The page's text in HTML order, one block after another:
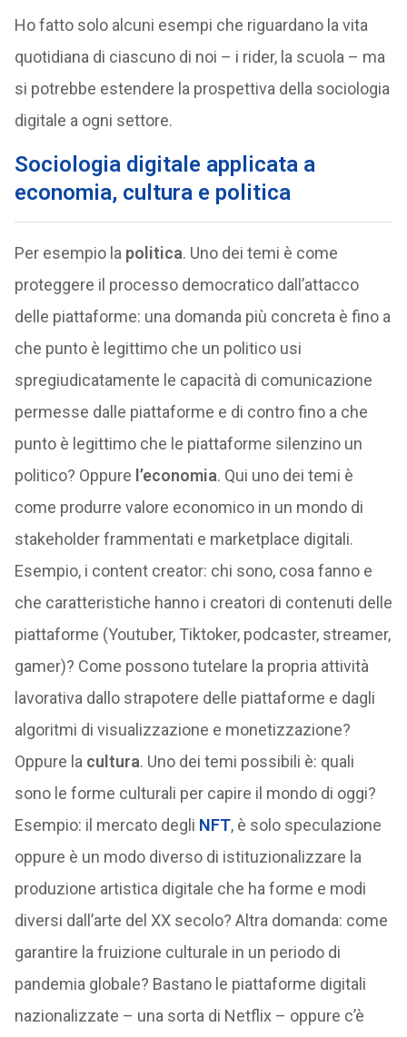
Ho fatto solo alcuni esempi che riguardano la vita
quotidiana di ciascuno di noi – i rider, la scuola – ma
si potrebbe estendere la prospettiva della sociologia
digitale a ogni settore.
Sociologia digitale applicata a
economia, cultura e politica
Per esempio la politica. Uno dei temi è come
proteggere il processo democratico dall’attacco
delle piattaforme: una domanda più concreta è fino a
che punto è legittimo che un politico usi
spregiudicatamente le capacità di comunicazione
permesse dalle piattaforme e di contro fino a che
punto è legittimo che le piattaforme silenzino un
politico? Oppure l’economia. Qui uno dei temi è
come produrre valore economico in un mondo di
stakeholder frammentati e marketplace digitali.
Esempio, i content creator: chi sono, cosa fanno e
che caratteristiche hanno i creatori di contenuti delle
piattaforme (Youtuber, Tiktoker, podcaster, streamer,
gamer)? Come possono tutelare la propria attività
lavorativa dallo strapotere delle piattaforme e dagli
algoritmi di visualizzazione e monetizzazione?
Oppure la cultura. Uno dei temi possibili è: quali
sono le forme culturali per capire il mondo di oggi?
Esempio: il mercato degli NFT, è solo speculazione
oppure è un modo diverso di istituzionalizzare la
produzione artistica digitale che ha forme e modi
diversi dall’arte del XX secolo? Altra domanda: come
garantire la fruizione culturale in un periodo di
pandemia globale? Bastano le piattaforme digitali
nazionalizzate – una sorta di Netflix – oppure c’è